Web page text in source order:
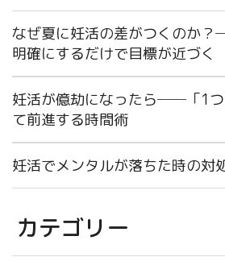
なぜ夏に妊活の差がつくのか
明確にするだけで目標が近づく
妊活が億劫になったら──「1つ
て前進する時間術
妊活でメンタルが落ちた時の対
カテゴリー